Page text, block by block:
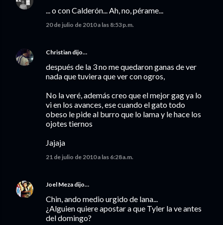
... o con Calderón... Ah, no, pérame...
20 de julio de 2010 a las 8:53 p.m.
Christian dijo…
después de la 3 no me quedaron ganas de ver
nada que tuviera que ver con ogros,
No la veré, además creo que el mejor gag ya lo
vi en los avances, ese cuando el gato todo
obeso le pide al burro que lo lama y le hace los
ojotes tiernos
Jajaja
21 de julio de 2010 a las 6:28 a.m.
Joel Meza dijo…
Chin, ando medio urgido de lana...
¿Alguien quiere apostar a que Tyler la ve antes
del domingo?